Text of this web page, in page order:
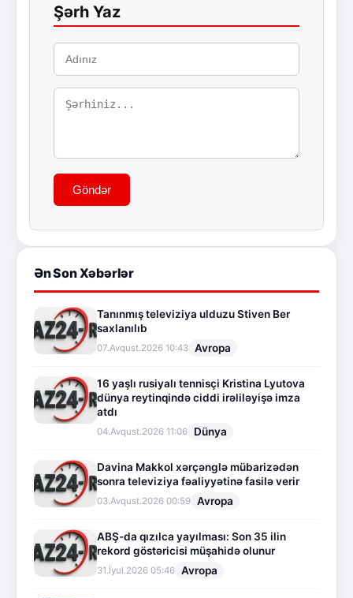
Şərh Yaz
Göndər
Ən Son Xəbərlər
Tanınmış televiziya ulduzu Stiven Ber
saxlanılıb
07.Avqust.2026 10:43 Avropa
16 yaşlı rusiyalı tennisçi Kristina Lyutova
dünya reytinqində ciddi irəliləyişə imza
atdı
04.Avqust.2026 11:06 Dünya
Davina Makkol xərçənglə mübarizədən
sonra televiziya fəaliyyətinə fasilə verir
03.Avqust.2026 00:59 Avropa
ABŞ-da qızılca yayılması: Son 35 ilin
rekord göstəricisi müşahidə olunur
31.İyul.2026 05:46 Avropa